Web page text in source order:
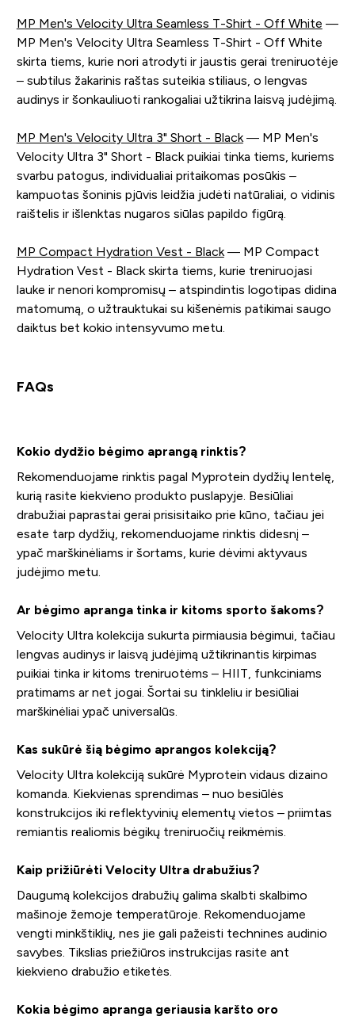
MP Men's Velocity Ultra Seamless T-Shirt - Off White —
MP Men's Velocity Ultra Seamless T-Shirt - Off White
skirta tiems, kurie nori atrodyti ir jaustis gerai treniruotėje
– subtilus žakarinis raštas suteikia stiliaus, o lengvas
audinys ir šonkauliuoti rankogaliai užtikrina laisvą judėjimą.
MP Men's Velocity Ultra 3" Short - Black— MP Men's
Velocity Ultra 3" Short - Black puikiai tinka tiems, kuriems
svarbu patogus, individualiai pritaikomas posūkis –
kampuotas šoninis pjūvis leidžia judėti natūraliai, o vidinis
raištelis ir išlenktas nugaros siūlas papildo figūrą.
MP Compact Hydration Vest - Black— MP Compact
Hydration Vest - Black skirta tiems, kurie treniruojasi
lauke ir nenori kompromisų – atspindintis logotipas didina
matomumą, o užtrauktukai su kišenėmis patikimai saugo
daiktus bet kokio intensyvumo metu.
FAQs
Kokio dydžio bėgimo aprangą rinktis?
Rekomenduojame rinktis pagal Myprotein dydžių lentelę,
kurią rasite kiekvieno produkto puslapyje. Besiūliai
drabužiai paprastai gerai prisisitaiko prie kūno, tačiau jei
esate tarp dydžių, rekomenduojame rinktis didesnį –
ypač marškinėliams ir šortams, kurie dėvimi aktyvaus
judėjimo metu.
Ar bėgimo apranga tinka ir kitoms sporto šakoms?
Velocity Ultra kolekcija sukurta pirmiausia bėgimui, tačiau
lengvas audinys ir laisvą judėjimą užtikrinantis kirpimas
puikiai tinka ir kitoms treniruotėms – HIIT, funkciniams
pratimams ar net jogai. Šortai su tinkleliu ir besiūliai
marškinėliai ypač universalūs.
Kas sukūrė šią bėgimo aprangos kolekciją?
Velocity Ultra kolekciją sukūrė Myprotein vidaus dizaino
komanda. Kiekvienas sprendimas – nuo besiūlės
konstrukcijos iki reflektyvinių elementų vietos – priimtas
remiantis realiomis bėgikų treniruočių reikmėmis.
Kaip prižiūrėti Velocity Ultra drabužius?
Daugumą kolekcijos drabužių galima skalbti skalbimo
mašinoje žemoje temperatūroje. Rekomenduojame
vengti minkštiklių, nes jie gali pažeisti technines audinio
savybes. Tikslias priežiūros instrukcijas rasite ant
kiekvieno drabužio etiketės.
Kokia bėgimo apranga geriausia karšto oro